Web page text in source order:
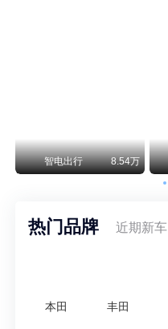
智电出行 8.54万
热门品牌 近期新车
本田 丰田